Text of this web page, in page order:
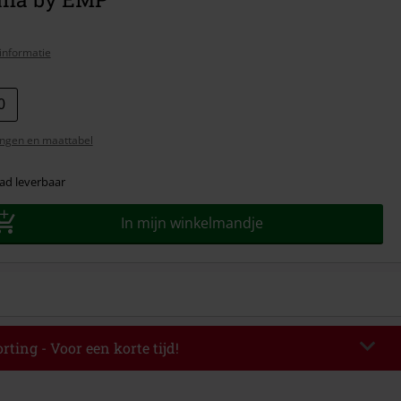
en maattabel
leverbaar
In mijn winkelmandje
- Voor een korte tijd!